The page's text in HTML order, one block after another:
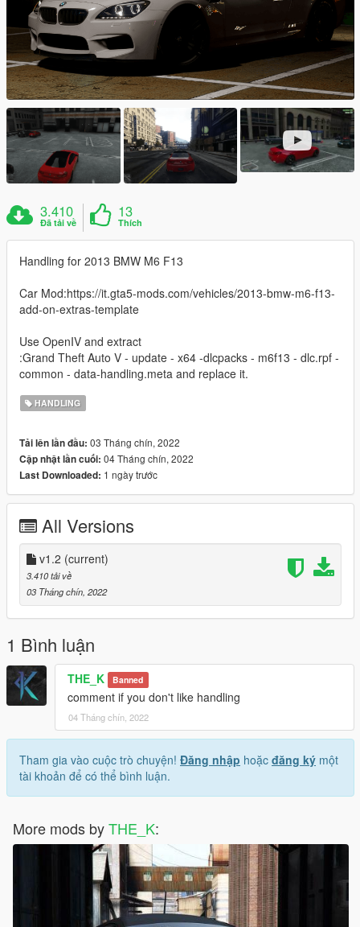
3.410
Đã tải về
13
Thích
Handling for 2013 BMW M6 F13
Car Mod:https://it.gta5-mods.com/vehicles/2013-bmw-m6-f13-
add-on-extras-template
Use OpenIV and extract
:Grand Theft Auto V - update - x64 -dlcpacks - m6f13 - dlc.rpf -
common - data-handling.meta and replace it.
HANDLING
Tải lên lần đầu: 03 Tháng chín, 2022
Cập nhật lần cuối: 04 Tháng chín, 2022
Last Downloaded: 1 ngày trước
All Versions
v1.2 (current)
3.410 tải về
03 Tháng chín, 2022
1 Bình luận
THE_K Banned
comment if you don't like handling
04 Tháng chín, 2022
Tham gia vào cuộc trò chuyện! Đăng nhập hoặc đăng ký một
tài khoản để có thể bình luận.
More mods byTHE_K: